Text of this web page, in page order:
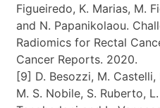
Figueiredo, K. Marias, M.
and N. Papanikolaou.
Radiomics for Rectal
Cancer Reports. 2020.
[9] D. Besozzi, M.
M. S. Nobile, S. Ruberto,